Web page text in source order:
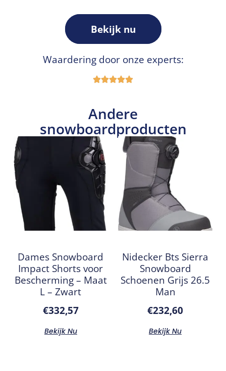
Bekijk nu
Waardering door onze experts:
Andere
snowboardproducten
Dames Snowboard
Impact Shorts voor
Bescherming – Maat
L – Zwart
€332,57
Bekijk Nu
Nidecker Bts Sierra
Snowboard
Schoenen Grijs 26.5
Man
€232,60
Bekijk Nu